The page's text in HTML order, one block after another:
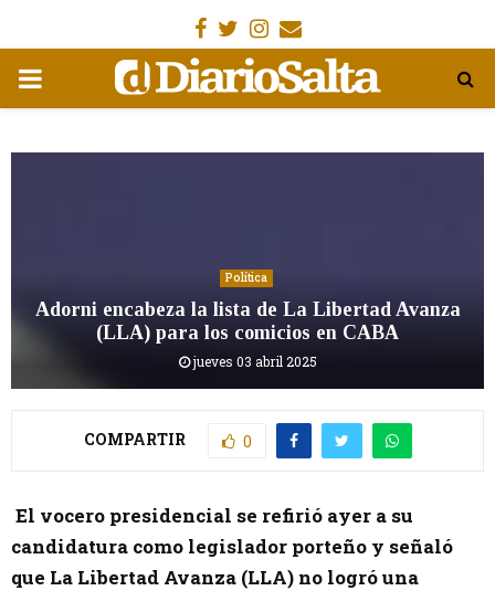
Facebook
Gorjeo
Instagram
Email
MENÚ
Política
Adorni encabeza la lista de La Libertad Avanza
(LLA) para los comicios en CABA
jueves 03 abril 2025
COMPARTIR 0
El vocero presidencial se refirió ayer a su
candidatura como legislador porteño y señaló
que La Libertad Avanza (LLA) no logró una